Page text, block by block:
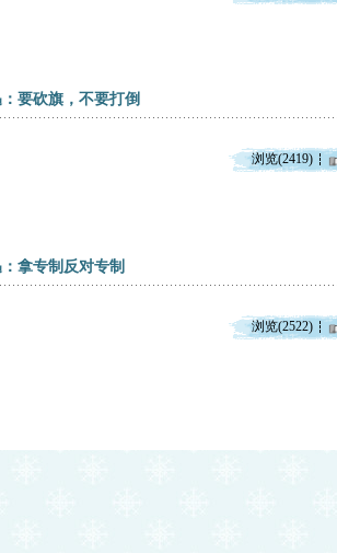
要砍旗，不要打倒
浏览(2419)
拿专制反对专制
浏览(2522)